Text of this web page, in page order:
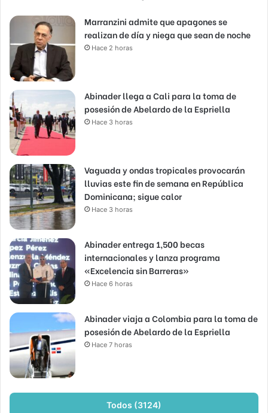
Marranzini admite que apagones se
realizan de día y niega que sean de noche
Hace 2 horas
Abinader llega a Cali para la toma de
posesión de Abelardo de la Espriella
Hace 3 horas
Vaguada y ondas tropicales provocarán
lluvias este fin de semana en República
Dominicana; sigue calor
Hace 3 horas
Abinader entrega 1,500 becas
internacionales y lanza programa
«Excelencia sin Barreras»
Hace 6 horas
Abinader viaja a Colombia para la toma de
posesión de Abelardo de la Espriella
Hace 7 horas
Todos (3124)